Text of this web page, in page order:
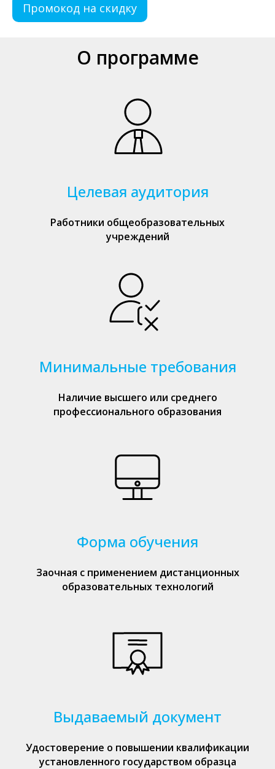
Промокод на скидку
О программе
Целевая аудитория
Работники общеобразовательных
учреждений
Минимальные требования
Наличие высшего или среднего
профессионального образования
Форма обучения
Заочная с применением дистанционных
образовательных технологий
Выдаваемый документ
Удостоверение о повышении квалификации
установленного государством образца